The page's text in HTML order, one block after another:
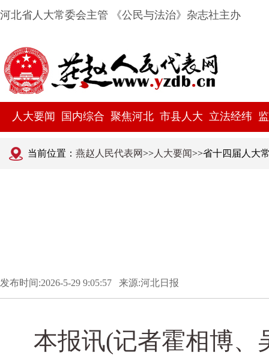
河北省人大常委会主管 《公民与法治》杂志社主办
人大要闻 国内综合 聚焦河北 市县人大 立法经纬
当前位置： 燕赵人民代表网>> 人大要闻>>省十四届人大
发布时间:2026-5-29 9:05:57 来源:河北日报
本报讯(记者霍相博、